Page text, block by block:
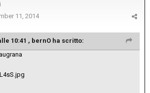
11, 2014
10:41 , bernO ha scritto: